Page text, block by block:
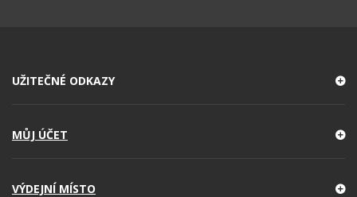
UŽITEČNÉ ODKAZY
MŮJ ÚČET
VÝDEJNÍ MÍSTO